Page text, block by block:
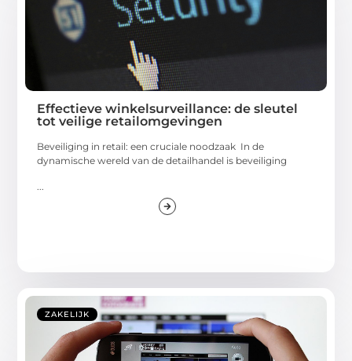
Effectieve winkelsurveillance: de sleutel
tot veilige retailomgevingen
Beveiliging in retail: een cruciale noodzaak In de
dynamische wereld van de detailhandel is beveiliging
ZAKELIJK